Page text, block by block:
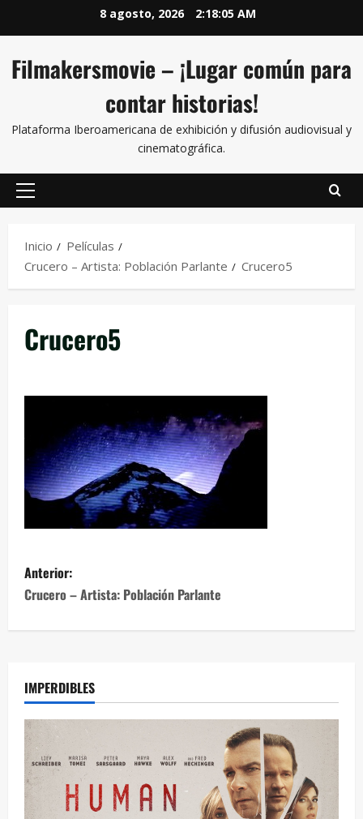
8 agosto, 2026 2:18:05 AM
Filmakersmovie – ¡Lugar común para
contar historias!
Plataforma Iberoamericana de exhibición y difusión audiovisual y
cinematográfica.
Inicio
Películas
Crucero – Artista: Población Parlante
Crucero5
Crucero5
Anterior:
Crucero – Artista: Población Parlante
IMPERDIBLES